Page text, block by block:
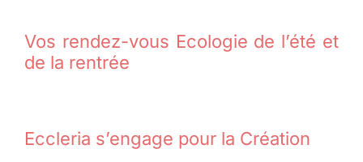
Vos rendez-vous Ecologie de l’été et
de la rentrée
Eccleria s’engage pour la Création